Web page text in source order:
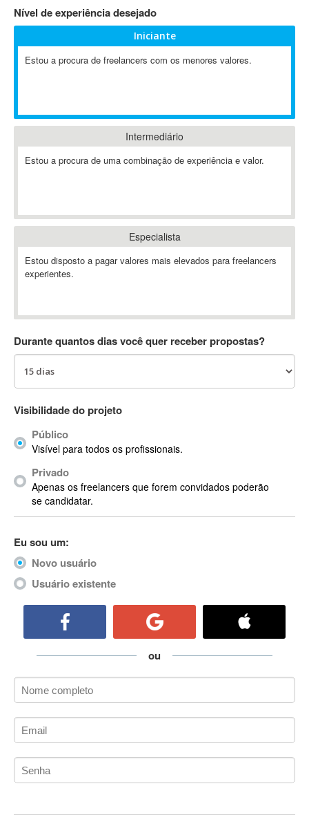
AAUS Scientific Diver
Ab Initio
ABAP
Abaqus
AbleCommerce
Ableton Live
Absynth
AC Drives
AC3
ACARS
ACDSee
ACPI
Acrobat
Acrobat X
Acronis
Actian
ActionScript
ActionScript 3
Active Directory
ActiveX
ActiveX Data Objects (ADO)
Ada
Adianti Framework
Administração
Administração Acadêmica
Administração de Artistas e Repertórios
Administração de Banco de Dados
Administração PostgreSQL
ADO.NET
ADO.NET Entity Framework
Nível de experiência desejado
Iniciante
Estou a procura de freelancers com os menores valores.
Intermediário
Estou a procura de uma combinação de experiência e valor.
Especialista
Estou disposto a pagar valores mais elevados para freelancers
experientes.
Durante quantos dias você quer receber propostas?
Visibilidade do projeto
Público
Visível para todos os profissionais.
Privado
Apenas os freelancers que forem convidados poderão
se candidatar.
Eu sou um:
Novo usuário
Usuário existente
ou